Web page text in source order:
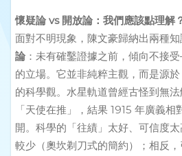
懷疑論 vs 開放論：我們應該點理解
面對不明現象，陳文豪歸納出兩種
論 ：未有確鑿證據之前，傾向不接
的立場。它並非純粹主觀，而是源於
的科學觀。水星軌道曾經古怪到無
「天使在推」，結果 1915 年廣義
開。科學的「往績」太好、可信度
較少（奧坎剃刀式的簡約）；相反